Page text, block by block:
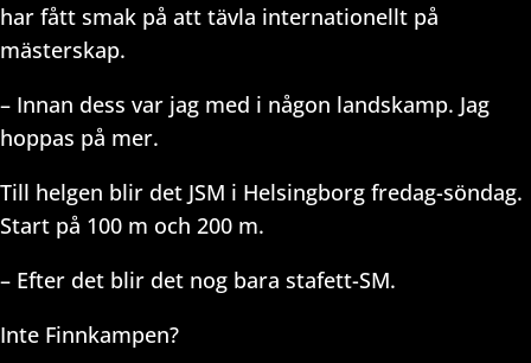
har fått smak på att tävla internationellt på
mästerskap.
– Innan dess var jag med i någon landskamp. Jag
hoppas på mer.
Till helgen blir det JSM i Helsingborg fredag-söndag.
Start på 100 m och 200 m.
– Efter det blir det nog bara stafett-SM.
Inte Finnkampen?